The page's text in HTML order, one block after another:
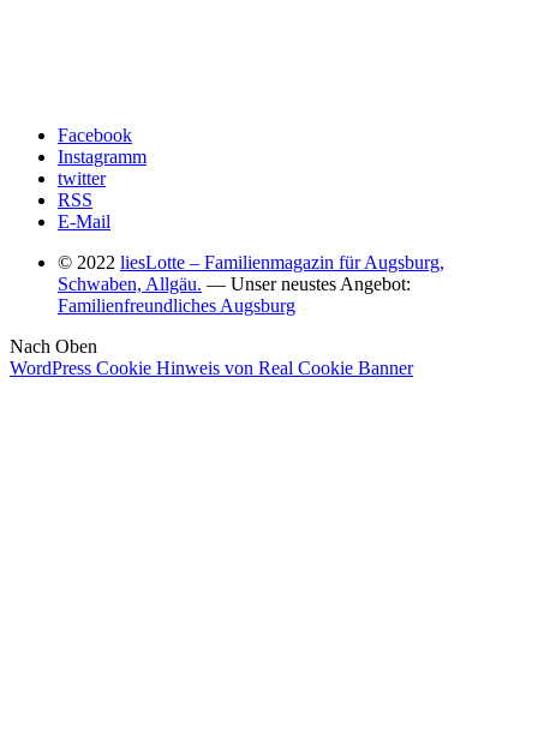
Facebook
Instagramm
twitter
RSS
E-Mail
© 2022 liesLotte – Familienmagazin für Augsburg,
Schwaben, Allgäu. — Unser neustes Angebot:
Familienfreundliches Augsburg
Nach Oben
WordPress Cookie Hinweis von Real Cookie Banner